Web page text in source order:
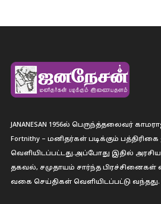
JANANESAN 1956ல் பெருந்த்தலைவர்
Fortnithy – மனிதர்கள் படிக்கும்
வெளியிடப்பட்டது.அப்போது இதில்
தகவல், சமுதாயம் சார்ந்த பிரச்சினைகள்
வகை செய்திகள் வெளியிடப்பட்டு வந்தது.